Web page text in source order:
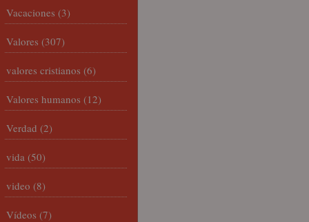
Vacaciones (3)
Valores (307)
valores cristianos (6)
Valores humanos (12)
Verdad (2)
vida (50)
video (8)
Vídeos (7)